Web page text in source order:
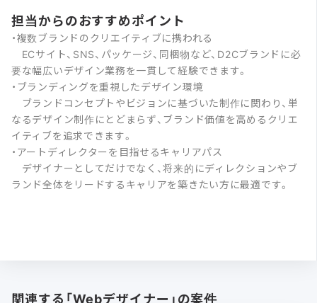
担当からのおすすめポイント
・複数ブランドのクリエイティブに携われる
ECサイト、SNS、パッケージ、同梱物など、D2Cブランドに必
要な幅広いデザイン業務を一貫して経験できます。
・ブランディングを重視したデザイン環境
ブランドコンセプトやビジョンに基づいた制作に関わり、単
なるデザイン制作にとどまらず、ブランド価値を高めるクリエ
イティブを追求できます。
・アートディレクターを目指せるキャリアパス
デザイナーとしてだけでなく、将来的にディレクションやブ
ランド全体をリードするキャリアを築きたい方に最適です。
関連する「Webデザイナー」の案件